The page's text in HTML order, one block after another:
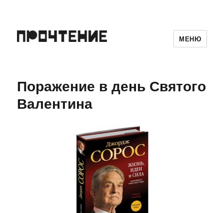
МЕНЮ
Поражение в день Святого
Валентина